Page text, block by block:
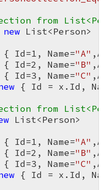
from
new List<Person>
{ Id=1 , Name="A"
{ Id=2 , Name="B"
{ Id=3 , Name="C"
{ Id = x.Id,
from
List<Person>
{ Id=1 , Name="A"
{ Id=2 , Name="B"
{ Id=3 , Name="C"
{ Id = x.Id,